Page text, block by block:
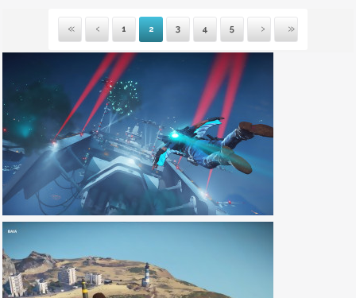
Première
Précédente
1 2 3 4 5
Suivante
Dernière